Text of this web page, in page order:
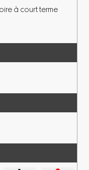
à court terme